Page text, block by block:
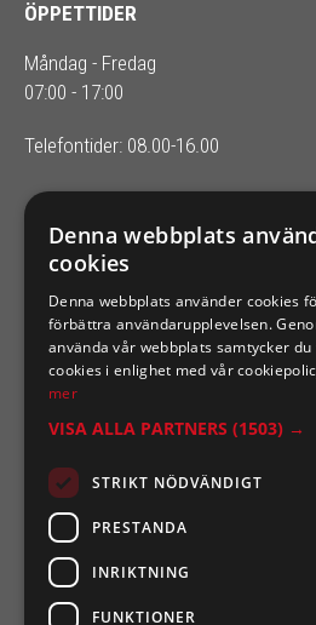
ÖPPETTIDER
Måndag - Fredag
07:00 - 17:00
Telefontider: 08.00-16.00
SIXTEN NILSSONS
Organisationsnummer 556164-2652
SIXTEN NILSSONS 2026. ALL
POWERED BY EMPORI CMS
Denna webbplats
cookies
Denna webbplats använder cookies
förbättra användarupplevelsen.
använda vår webbplats samtycker
cookies i enlighet med vår
mer
VISA ALLA PARTNERS (1503) →
STRIKT NÖDVÄNDIGT
PRESTANDA
INRIKTNING
FUNKTIONER